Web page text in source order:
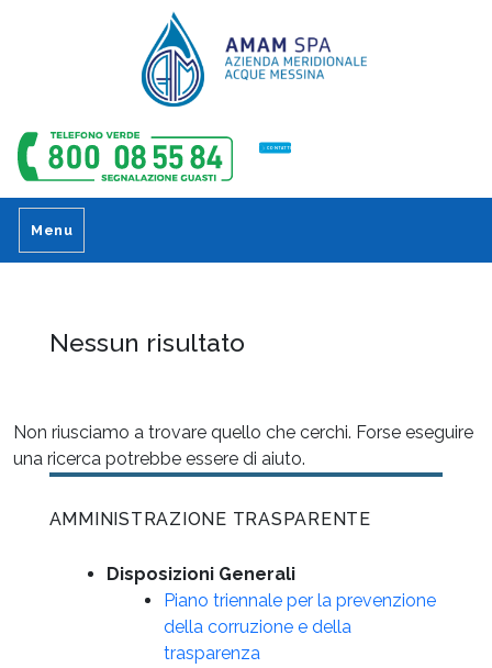
CONTATTI
Menu
Nessun risultato
Non riusciamo a trovare quello che cerchi. Forse eseguire
una ricerca potrebbe essere di aiuto.
AMMINISTRAZIONE TRASPARENTE
Disposizioni Generali
Piano triennale per la prevenzione
della corruzione e della
trasparenza